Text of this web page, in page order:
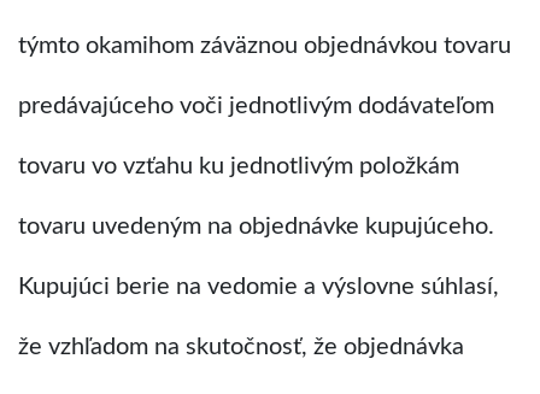
týmto okamihom záväznou objednávkou tovaru
predávajúceho voči jednotlivým dodávateľom
tovaru vo vzťahu ku jednotlivým položkám
tovaru uvedeným na objednávke kupujúceho.
Kupujúci berie na vedomie a výslovne súhlasí,
že vzhľadom na skutočnosť, že objednávka